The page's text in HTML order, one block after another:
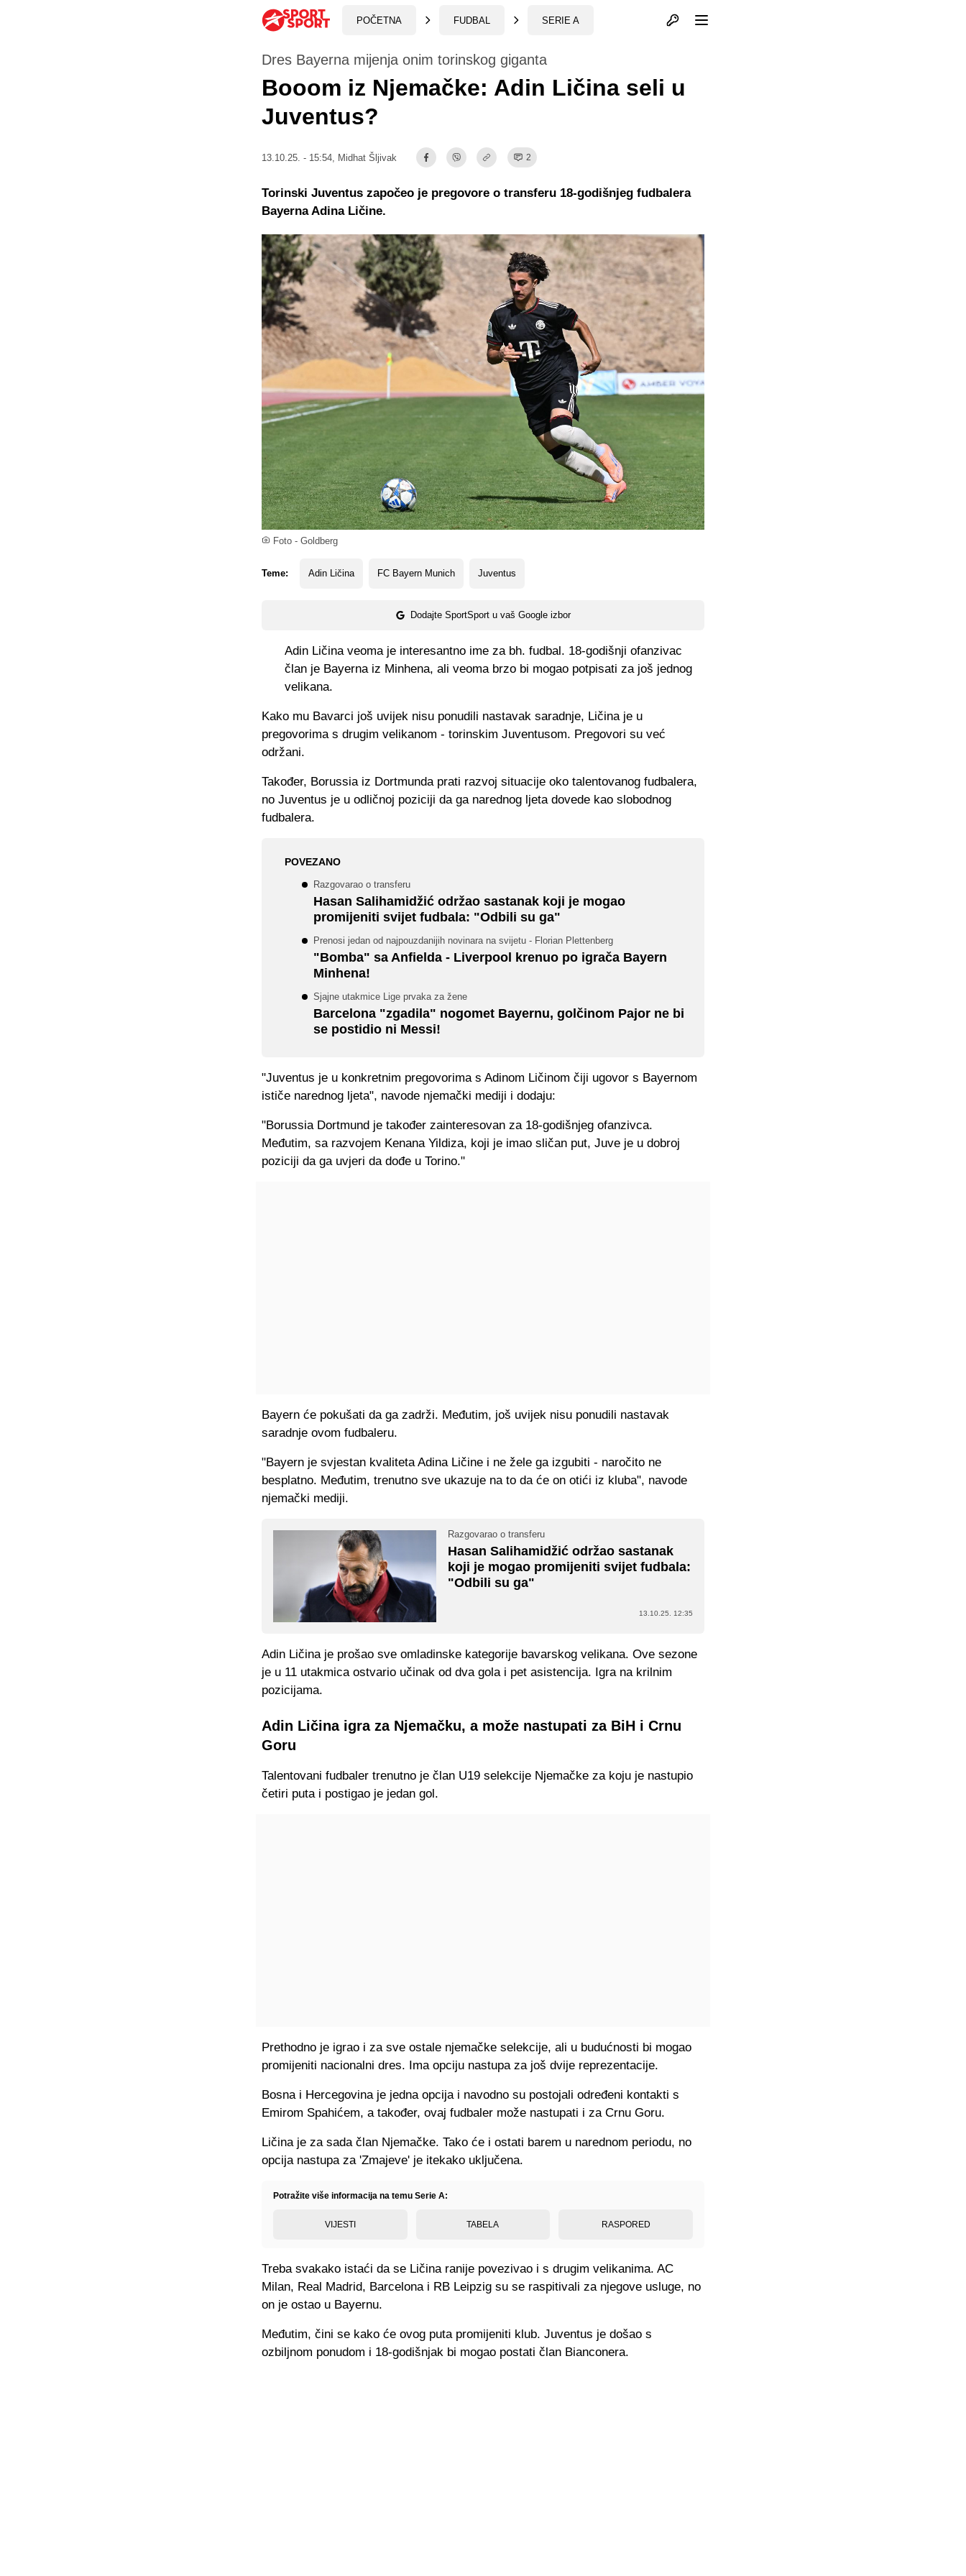
POČETNA FUDBAL SERIE A Otvori profil
Foto - Goldberg
Dres Bayerna mijenja onim torinskog giganta
Booom iz Njemačke: Adin Ličina seli u
Juventus?
13.10.25. - 15:54, Midhat Šljivak 2
Teme: Adin Ličina FC Bayern Munich Juventus
Dodajte SportSport u vaš Google izbor
Torinski Juventus započeo je pregovore o transferu 18-godišnjeg fudbalera
Bayerna Adina Ličine.
Adin Ličina veoma je interesantno ime za bh. fudbal. 18-godišnji ofanzivac
član je Bayerna iz Minhena, ali veoma brzo bi mogao potpisati za još jednog
velikana.
Kako mu Bavarci još uvijek nisu ponudili nastavak saradnje, Ličina je u
pregovorima s drugim velikanom - torinskim Juventusom. Pregovori su već
održani.
Također, Borussia iz Dortmunda prati razvoj situacije oko talentovanog fudbalera,
no Juventus je u odličnoj poziciji da ga narednog ljeta dovede kao slobodnog
fudbalera.
POVEZANO
Razgovarao o transferu
Hasan Salihamidžić održao sastanak koji je mogao
promijeniti svijet fudbala: "Odbili su ga"
Prenosi jedan od najpouzdanijih novinara na svijetu - Florian Plettenberg
"Bomba" sa Anfielda - Liverpool krenuo po igrača Bayern
Minhena!
Sjajne utakmice Lige prvaka za žene
Barcelona "zgadila" nogomet Bayernu, golčinom Pajor ne bi
se postidio ni Messi!
"Juventus je u konkretnim pregovorima s Adinom Ličinom čiji ugovor s Bayernom
ističe narednog ljeta", navode njemački mediji i dodaju:
"Borussia Dortmund je također zainteresovan za 18-godišnjeg ofanzivca.
Međutim, sa razvojem Kenana Yildiza, koji je imao sličan put, Juve je u dobroj
poziciji da ga uvjeri da dođe u Torino."
Bayern će pokušati da ga zadrži. Međutim, još uvijek nisu ponudili nastavak
saradnje ovom fudbaleru.
"Bayern je svjestan kvaliteta Adina Ličine i ne žele ga izgubiti - naročito ne
besplatno. Međutim, trenutno sve ukazuje na to da će on otići iz kluba", navode
njemački mediji.
Razgovarao o transferu
Hasan Salihamidžić održao sastanak
koji je mogao promijeniti svijet fudbala:
"Odbili su ga"
13.10.25. 12:35
Adin Ličina je prošao sve omladinske kategorije bavarskog velikana. Ove sezone
je u 11 utakmica ostvario učinak od dva gola i pet asistencija. Igra na krilnim
pozicijama.
Adin Ličina igra za Njemačku, a može nastupati za BiH i Crnu
Goru
Talentovani fudbaler trenutno je član U19 selekcije Njemačke za koju je nastupio
četiri puta i postigao je jedan gol.
Prethodno je igrao i za sve ostale njemačke selekcije, ali u budućnosti bi mogao
promijeniti nacionalni dres. Ima opciju nastupa za još dvije reprezentacije.
Bosna i Hercegovina je jedna opcija i navodno su postojali određeni kontakti s
Emirom Spahićem, a također, ovaj fudbaler može nastupati i za Crnu Goru.
Ličina je za sada član Njemačke. Tako će i ostati barem u narednom periodu, no
opcija nastupa za 'Zmajeve' je itekako uključena.
Potražite više informacija na temu Serie A:
VIJESTI TABELA RASPORED
Treba svakako istaći da se Ličina ranije povezivao i s drugim velikanima. AC
Milan, Real Madrid, Barcelona i RB Leipzig su se raspitivali za njegove usluge, no
on je ostao u Bayernu.
Međutim, čini se kako će ovog puta promijeniti klub. Juventus je došao s
ozbiljnom ponudom i 18-godišnjak bi mogao postati član Bianconera.